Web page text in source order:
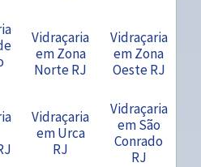
Vidraçaria
em Zona
Norte RJ
Vidraçaria
em Zona
Oeste RJ
Vidraçaria
em Urca
RJ
Vidraçaria
em São
Conrado
RJ